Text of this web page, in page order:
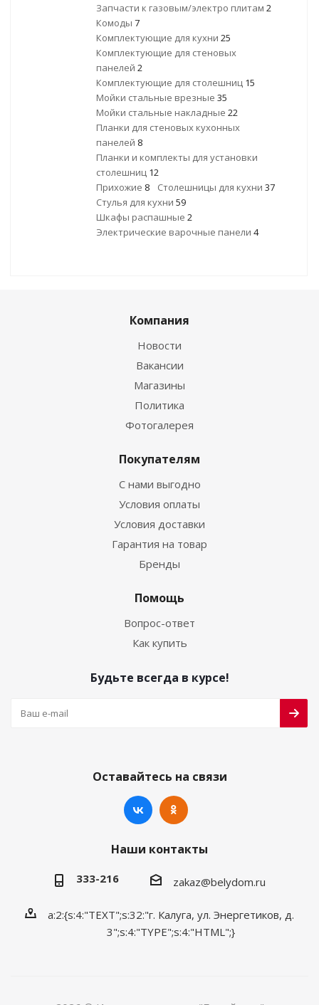
Запчасти к газовым/электро плитам 2
Комоды 7
Комплектующие для кухни 25
Комплектующие для стеновых
панелей 2
Комплектующие для столешниц 15
Мойки стальные врезные 35
Мойки стальные накладные 22
Планки для стеновых кухонных
панелей 8
Планки и комплекты для установки
столешниц 12
Прихожие 8 Столешницы для кухни 37
Стулья для кухни 59
Шкафы распашные 2
Электрические варочные панели 4
Компания
Новости
Вакансии
Магазины
Политика
Фотогалерея
Покупателям
С нами выгодно
Условия оплаты
Условия доставки
Гарантия на товар
Бренды
Помощь
Вопрос-ответ
Как купить
Будьте всегда в курсе!
Оставайтесь на связи
Наши контакты
333-216 zakaz@belydom.ru
a:2:{s:4:"TEXT";s:32:"г. Калуга, ул. Энергетиков, д.
3";s:4:"TYPE";s:4:"HTML";}